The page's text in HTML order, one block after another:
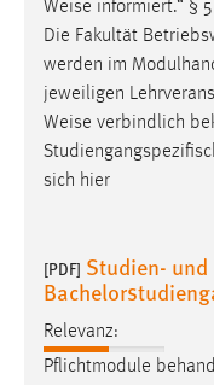
Weise informiert.“ §
Die Fakultät
werden im
jeweiligen
Weise verbindlich
sich hier
[PDF] Studien-
Relevanz:
Pflichtmodule